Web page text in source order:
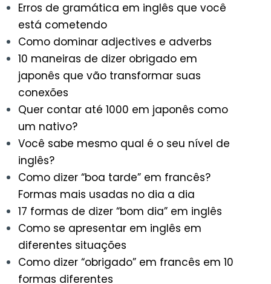
Erros de gramática em inglês que você
está cometendo
Como dominar adjectives e adverbs
10 maneiras de dizer obrigado em
japonês que vão transformar suas
conexões
Quer contar até 1000 em japonês como
um nativo?
Você sabe mesmo qual é o seu nível de
inglês?
Como dizer “boa tarde” em francês?
Formas mais usadas no dia a dia
17 formas de dizer “bom dia” em inglês
Como se apresentar em inglês em
diferentes situações
Como dizer “obrigado” em francês em 10
formas diferentes